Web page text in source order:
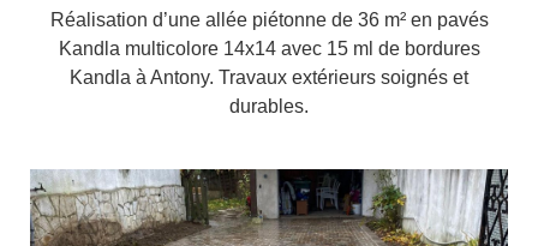
Réalisation d’une allée piétonne de 36 m² en pavés
Kandla multicolore 14x14 avec 15 ml de bordures
Kandla à Antony. Travaux extérieurs soignés et
durables.